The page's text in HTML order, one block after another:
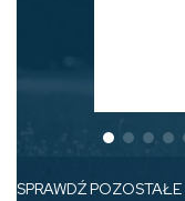
SPRAWDŹ POZOSTAŁE